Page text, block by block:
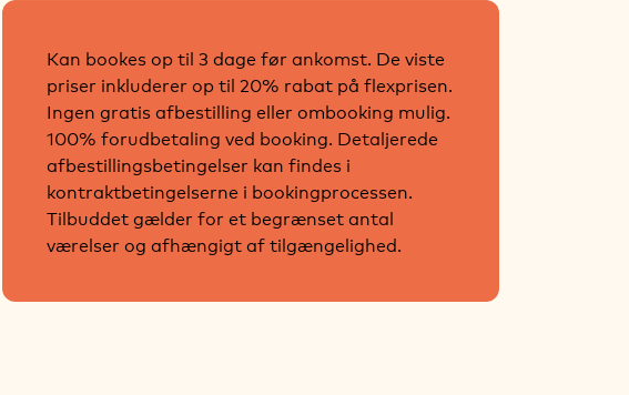
Kan bookes op til 3 dage før ankomst. De viste
priser inkluderer op til 20% rabat på flexprisen.
Ingen gratis afbestilling eller ombooking mulig.
100% forudbetaling ved booking. Detaljerede
afbestillingsbetingelser kan findes i
kontraktbetingelserne i bookingprocessen.
Tilbuddet gælder for et begrænset antal
værelser og afhængigt af tilgængelighed.